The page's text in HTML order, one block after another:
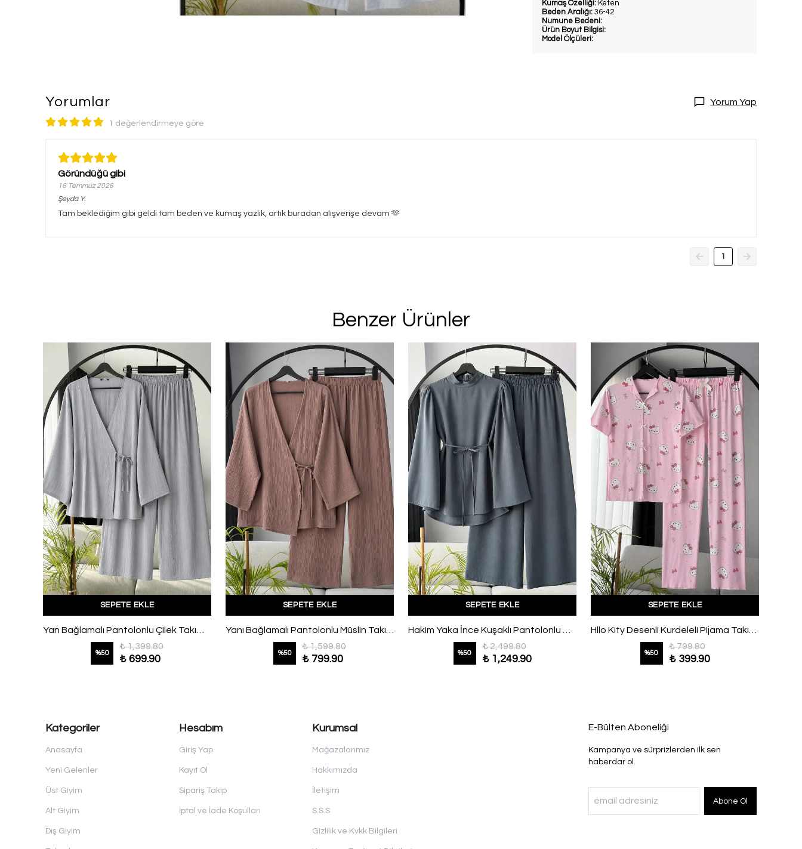
Kumaş Özelliği: Keten
Beden Aralığı: 36-42
Numune Bedeni:
Ürün Boyut Bilgisi:
Model Ölçüleri:
Yorumlar Yorum Yap
1 değerlendirmeye göre
Göründüğü gibi
16 Temmuz 2026
Şeyda Y.
Tam beklediğim gibi geldi tam beden ve kumaş yazlık, artık buradan alışverişe devam 🫶
1
Benzer Ürünler
SEPETE EKLE
Yan Bağlamalı Pantolonlu Çilek Takım Gri
%50
₺ 1,399.80
₺ 699.90
SEPETE EKLE
Yanı Bağlamalı Pantolonlu Müslin Takım Sütlü Kahve
%50
₺ 1,599.80
₺ 799.90
SEPETE EKLE
Hakim Yaka İnce Kuşaklı Pantolonlu Modal Takım Füme
%50
₺ 2,499.80
₺ 1,249.90
SEPETE EKLE
Hllo Kity Desenli Kurdeleli Pijama Takımı Pembe
%50
₺ 799.80
₺ 399.90
Kategoriler
Anasayfa
Yeni Gelenler
Üst Giyim
Alt Giyim
Dış Giyim
Hesabım
Giriş Yap
Kayıt Ol
Sipariş Takip
İptal ve İade Koşulları
Kurumsal
Mağazalarımız
Hakkımızda
İletişim
S.S.S
Gizlilik ve Kvkk Bilgileri
E-Bülten Aboneliği
Kampanya ve sürprizlerden ilk sen
haberdar ol.
Abone Ol